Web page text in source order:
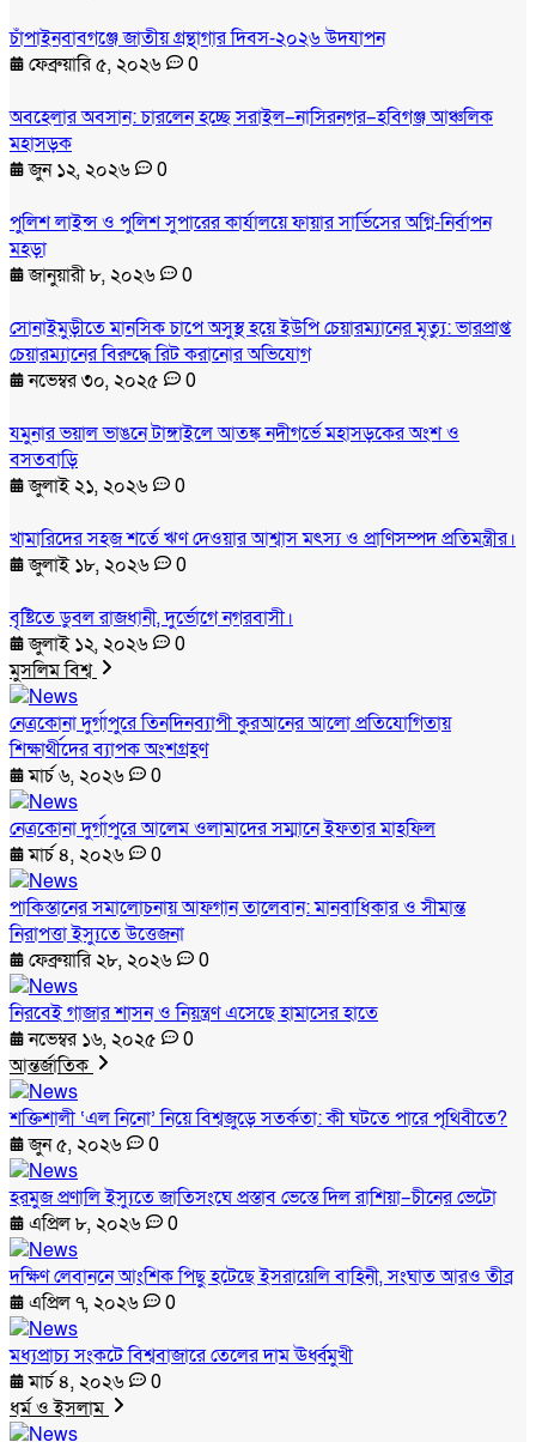
চাঁপাইনবাবগঞ্জে জাতীয় গ্রন্থাগার দিবস-২০২৬ উদযাপন
ফেব্রুয়ারি ৫, ২০২৬
0
অবহেলার অবসান: চারলেন হচ্ছে সরাইল–নাসিরনগর–হবিগঞ্জ আঞ্চলিক
মহাসড়ক
জুন ১২, ২০২৬
0
পুলিশ লাইন্স ও পুলিশ সুপারের কার্যালয়ে ফায়ার সার্ভিসের অগ্নি-নির্বাপন
মহড়া
জানুয়ারী ৮, ২০২৬
0
সোনাইমুড়ীতে মানসিক চাপে অসুস্থ হয়ে ইউপি চেয়ারম্যানের মৃত্যু: ভারপ্রাপ্ত
চেয়ারম্যানের বিরুদ্ধে রিট করানোর অভিযোগ
নভেম্বর ৩০, ২০২৫
0
যমুনার ভয়াল ভাঙনে টাঙ্গাইলে আতঙ্ক নদীগর্ভে মহাসড়কের অংশ ও
বসতবাড়ি
জুলাই ২১, ২০২৬
0
খামারিদের সহজ শর্তে ঋণ দেওয়ার আশ্বাস মৎস্য ও প্রাণিসম্পদ প্রতিমন্ত্রীর।
জুলাই ১৮, ২০২৬
0
বৃষ্টিতে ডুবল রাজধানী, দুর্ভোগে নগরবাসী।
জুলাই ১২, ২০২৬
0
মুসলিম বিশ্ব
নেত্রকোনা দুর্গাপুরে তিনদিনব্যাপী কুরআনের আলো প্রতিযোগিতায়
শিক্ষার্থীদের ব্যাপক অংশগ্রহণ
মার্চ ৬, ২০২৬
0
নেত্রকোনা দুর্গাপুরে আলেম ওলামাদের সম্মানে ইফতার মাহফিল
মার্চ ৪, ২০২৬
0
পাকিস্তানের সমালোচনায় আফগান তালেবান: মানবাধিকার ও সীমান্ত
নিরাপত্তা ইস্যুতে উত্তেজনা
ফেব্রুয়ারি ২৮, ২০২৬
0
নিরবেই গাজার শাসন ও নিয়ন্ত্রণ এসেছে হামাসের হাতে
নভেম্বর ১৬, ২০২৫
0
আন্তর্জাতিক
শক্তিশালী ‘এল নিনো’ নিয়ে বিশ্বজুড়ে সতর্কতা: কী ঘটতে পারে পৃথিবীতে?
জুন ৫, ২০২৬
0
হরমুজ প্রণালি ইস্যুতে জাতিসংঘে প্রস্তাব ভেস্তে দিল রাশিয়া–চীনের ভেটো
এপ্রিল ৮, ২০২৬
0
দক্ষিণ লেবাননে আংশিক পিছু হটেছে ইসরায়েলি বাহিনী, সংঘাত আরও তীব্র
এপ্রিল ৭, ২০২৬
0
মধ্যপ্রাচ্য সংকটে বিশ্ববাজারে তেলের দাম ঊর্ধ্বমুখী
মার্চ ৪, ২০২৬
0
ধর্ম ও ইসলাম